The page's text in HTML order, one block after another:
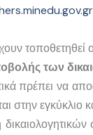
τοποθετηθεί
των
πρέπει να
στην εγκύκλιο